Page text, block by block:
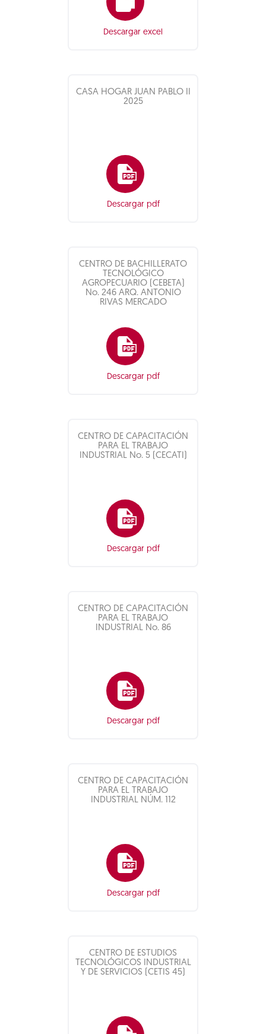
Descargar excel
CASA HOGAR JUAN PABLO II
2025
Descargar pdf
CENTRO DE BACHILLERATO
TECNOLÓGICO
AGROPECUARIO (CEBETA)
No. 246 ARQ. ANTONIO
RIVAS MERCADO
Descargar pdf
CENTRO DE CAPACITACIÓN
PARA EL TRABAJO
INDUSTRIAL No. 5 (CECATI)
Descargar pdf
CENTRO DE CAPACITACIÓN
PARA EL TRABAJO
INDUSTRIAL No. 86
Descargar pdf
CENTRO DE CAPACITACIÓN
PARA EL TRABAJO
INDUSTRIAL NÚM. 112
Descargar pdf
CENTRO DE ESTUDIOS
TECNOLÓGICOS INDUSTRIAL
Y DE SERVICIOS (CETIS 45)